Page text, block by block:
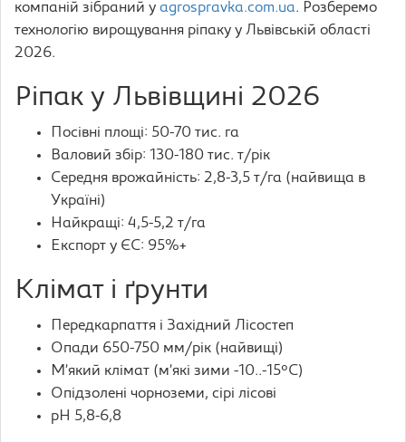
компаній зібраний у agrospravka.com.ua. Розберемо
технологію вирощування ріпаку у Львівській області
2026.
Ріпак у Львівщині 2026
Посівні площі: 50-70 тис. га
Валовий збір: 130-180 тис. т/рік
Середня врожайність: 2,8-3,5 т/га (найвища в
Україні)
Найкращі: 4,5-5,2 т/га
Експорт у ЄС: 95%+
Клімат і ґрунти
Передкарпаття і Західний Лісостеп
Опади 650-750 мм/рік (найвищі)
М’який клімат (м’які зими -10..-15°C)
Опідзолені чорноземи, сірі лісові
pH 5,8-6,8